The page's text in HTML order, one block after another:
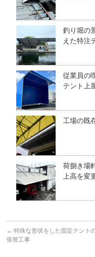
釣り堀の
えた特注
従業員の
テント上
工場の既
荷捌き場
上高を変
← 特殊な形状をした固定テント
張替工事